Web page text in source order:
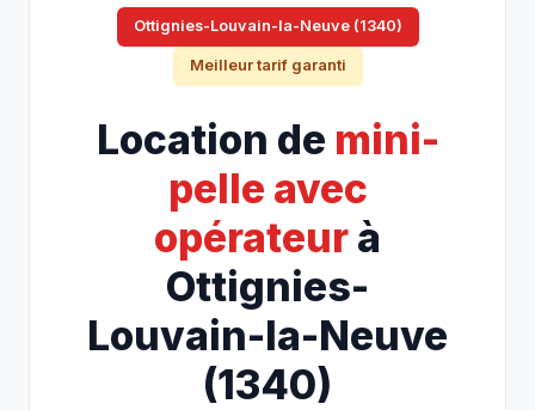
Ottignies-Louvain-la-Neuve (1340)
Meilleur tarif garanti
Location de mini-
pelle avec
opérateurà
Ottignies-
Louvain-la-Neuve
(1340)